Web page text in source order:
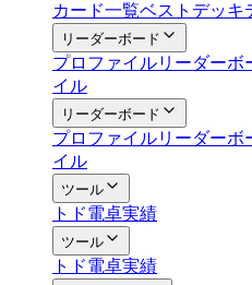
カード一覧ベストデッキ
リーダーボード
プロファイルリーダーボ
イル
リーダーボード
プロファイルリーダーボ
イル
ツール
トド電卓実績
ツール
トド電卓実績